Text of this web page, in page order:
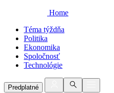
Home
Téma týždňa
Politika
Ekonomika
Spoločnosť
Technológie
Predplatné